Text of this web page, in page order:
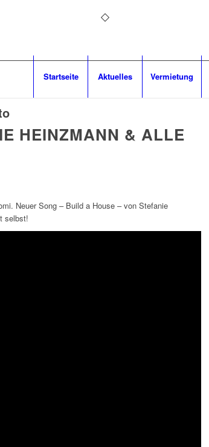
Startseite Aktuelles Vermietung
HEINZMANN & ALLE
Neuer Song – Build a House – von Stefanie
selbst!